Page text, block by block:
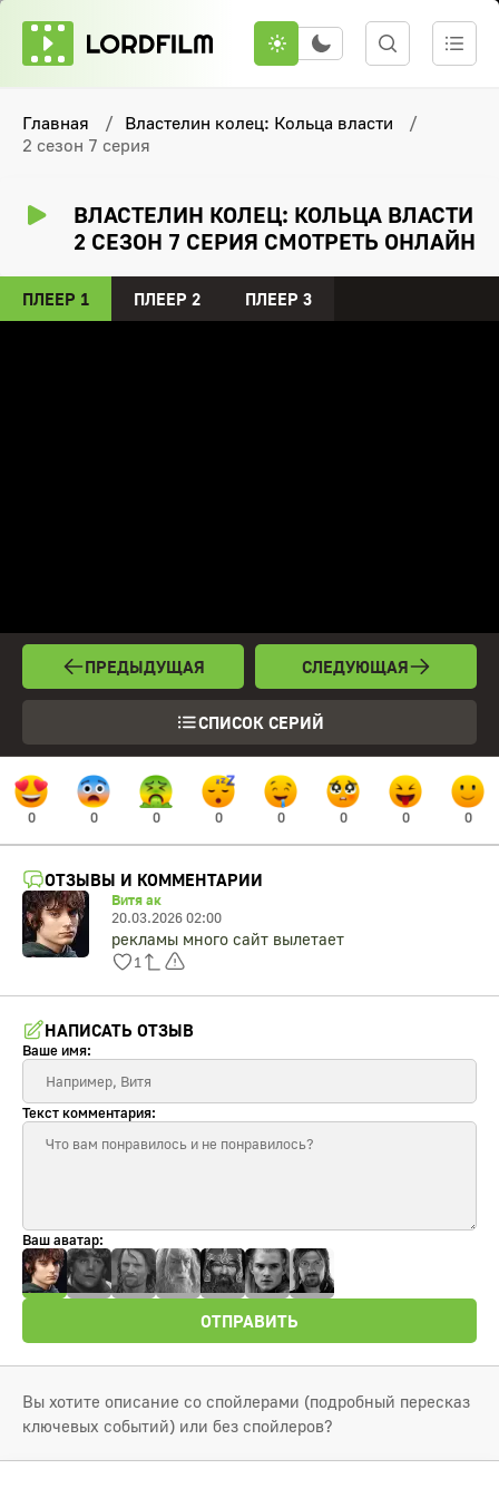
Главная
Властелин колец: Кольца власти
2 сезон 7 серия
ВЛАСТЕЛИН КОЛЕЦ: КОЛЬЦА ВЛАСТИ
2 СЕЗОН 7 СЕРИЯ СМОТРЕТЬ ОНЛАЙН
ПЛЕЕР 1 ПЛЕЕР 2 ПЛЕЕР 3
ПРЕДЫДУЩАЯ
СПИСОК СЕРИЙ
СЛЕДУЮЩАЯ
0 0 0 0 0 0 0 0
ОТЗЫВЫ И КОММЕНТАРИИ
Витя ак
20.03.2026 02:00
рекламы много сайт вылетает
1
НАПИСАТЬ ОТЗЫВ
Ваше имя:
Текст комментария:
Ваш аватар:
ОТПРАВИТЬ
Вы хотите описание со спойлерами (подробный пересказ
ключевых событий) или без спойлеров?